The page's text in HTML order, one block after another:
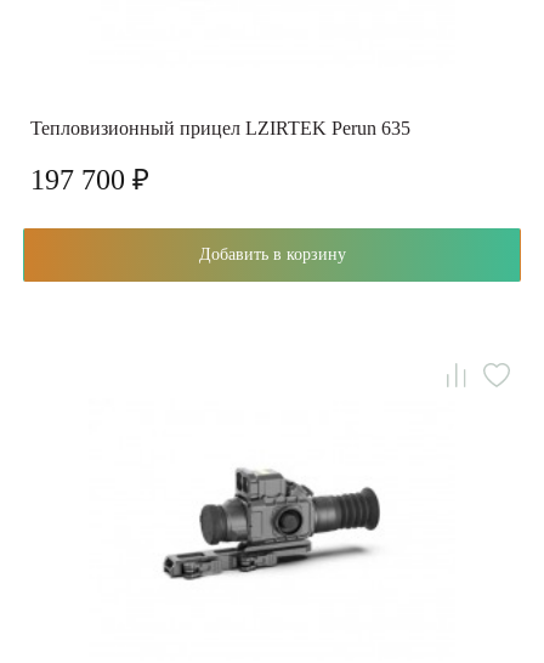
Тепловизионный прицел LZIRTEK Perun 635
197 700 ₽
Добавить в корзину